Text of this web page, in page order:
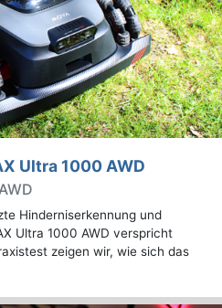
Ultra 1000 AWD
Hinderniserkennung und
Ultra 1000 AWD verspricht
zeigen wir, wie sich das